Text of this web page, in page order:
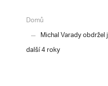
Domů
Michal Varady obdržel
další 4 roky